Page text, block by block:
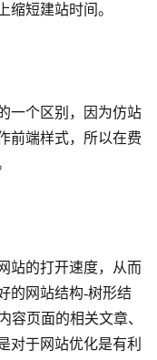
缩短建站时间。
一个区别，因为仿站
前端样式，所以在费
站的打开速度，从而
的网站结构-树形结
容页面的相关文章、
对于网站优化是有利